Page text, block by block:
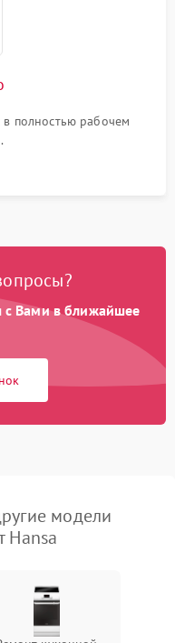
в полностью рабочем
с Вами в ближайшее
модели
Hansa